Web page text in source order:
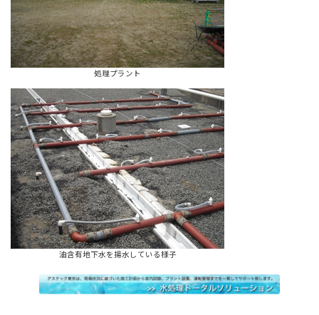
処理プラント
油含有地下水を揚水している様子